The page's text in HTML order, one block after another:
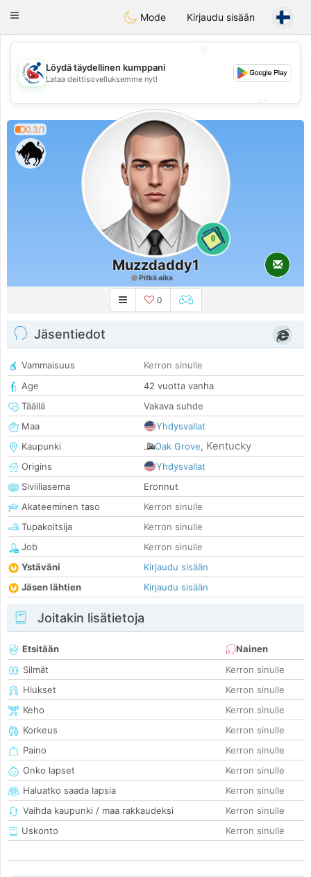
Handi Space
Toggle
Mode Kirjaudu sisään
💖
💕
💕
Löydä täydellinen kumppani
Lataa deittisovelluksemme nyt!
0.3/1
0
Muzzdaddy1
Pitkä aika
0
Jäsentiedot
Vammaisuus
Kerron sinulle
Age
42 vuotta vanha
Täällä
Vakava suhde
Maa
Yhdysvallat
Kaupunki
Oak Grove, Kentucky
Origins
Yhdysvallat
Siviiliasema
Eronnut
Akateeminen taso
Kerron sinulle
Tupakoitsija
Kerron sinulle
Job
Kerron sinulle
Ystäväni
Kirjaudu sisään
Jäsen lähtien
Kirjaudu sisään
Joitakin lisätietoja
Etsitään
Nainen
Silmät
Kerron sinulle
Hiukset
Kerron sinulle
Keho
Kerron sinulle
Korkeus
Kerron sinulle
Paino
Kerron sinulle
Onko lapset
Kerron sinulle
Haluatko saada lapsia
Kerron sinulle
Vaihda kaupunki / maa rakkaudeksi
Kerron sinulle
Uskonto
Kerron sinulle